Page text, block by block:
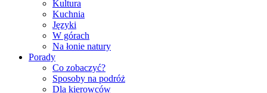
Kultura
Kuchnia
Języki
W górach
Na łonie natury
Porady
Co zobaczyć?
Sposoby na podróż
Dla kierowców